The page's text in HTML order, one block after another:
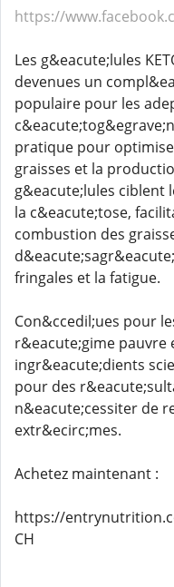
https://
Les g&eacute;lules
devenues un
populaire pour les
pratique pour
graisses et la
g&eacute;lules ciblent
la c&eacute;tose,
combustion des
fringales et la fatigue.
Con&ccedil;ues pour
r&eacute;gime pauvre
ingr&eacute;dients
pour des
n&eacute;cessiter de
extr&ecirc;mes.
Achetez maintenant :
https://
CH